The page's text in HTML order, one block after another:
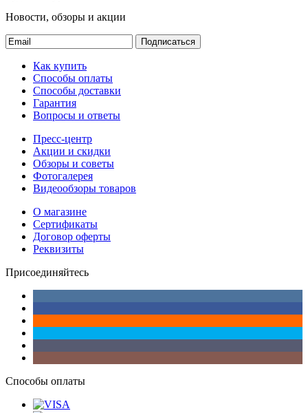
Новости, обзоры и акции
Подписаться
Как купить
Способы оплаты
Способы доставки
Гарантия
Вопросы и ответы
Пресс-центр
Акции и скидки
Обзоры и советы
Фотогалерея
Видеообзоры товаров
О магазине
Сертификаты
Договор оферты
Реквизиты
Присоединяйтесь
Способы оплаты